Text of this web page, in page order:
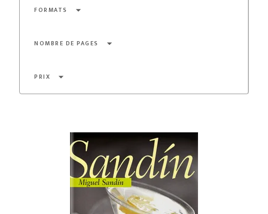
FORMATS arrow_drop_down
NOMBRE DE PAGES arrow_drop_down
PRIX arrow_drop_down